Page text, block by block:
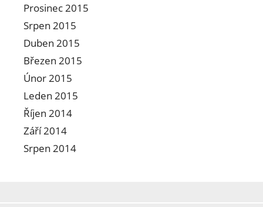
Prosinec 2015
Srpen 2015
Duben 2015
Březen 2015
Únor 2015
Leden 2015
Říjen 2014
Září 2014
Srpen 2014